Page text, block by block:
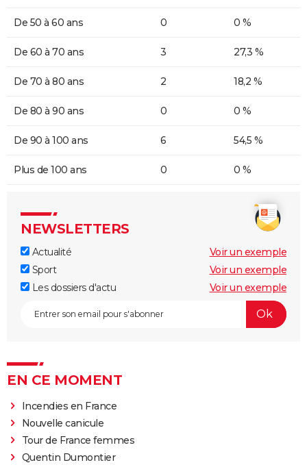
De 50 à 60 ans 0 0 %
De 60 à 70 ans 3 27,3 %
De 70 à 80 ans 2 18,2 %
De 80 à 90 ans 0 0 %
De 90 à 100 ans 6 54,5 %
Plus de 100 ans 0 0 %
NEWSLETTERS
Actualité
Voir un exemple
Sport
Voir un exemple
Les dossiers d'actu
Voir un exemple
EN CE MOMENT
Incendies en France
Nouvelle canicule
Tour de France femmes
Quentin Dumontier